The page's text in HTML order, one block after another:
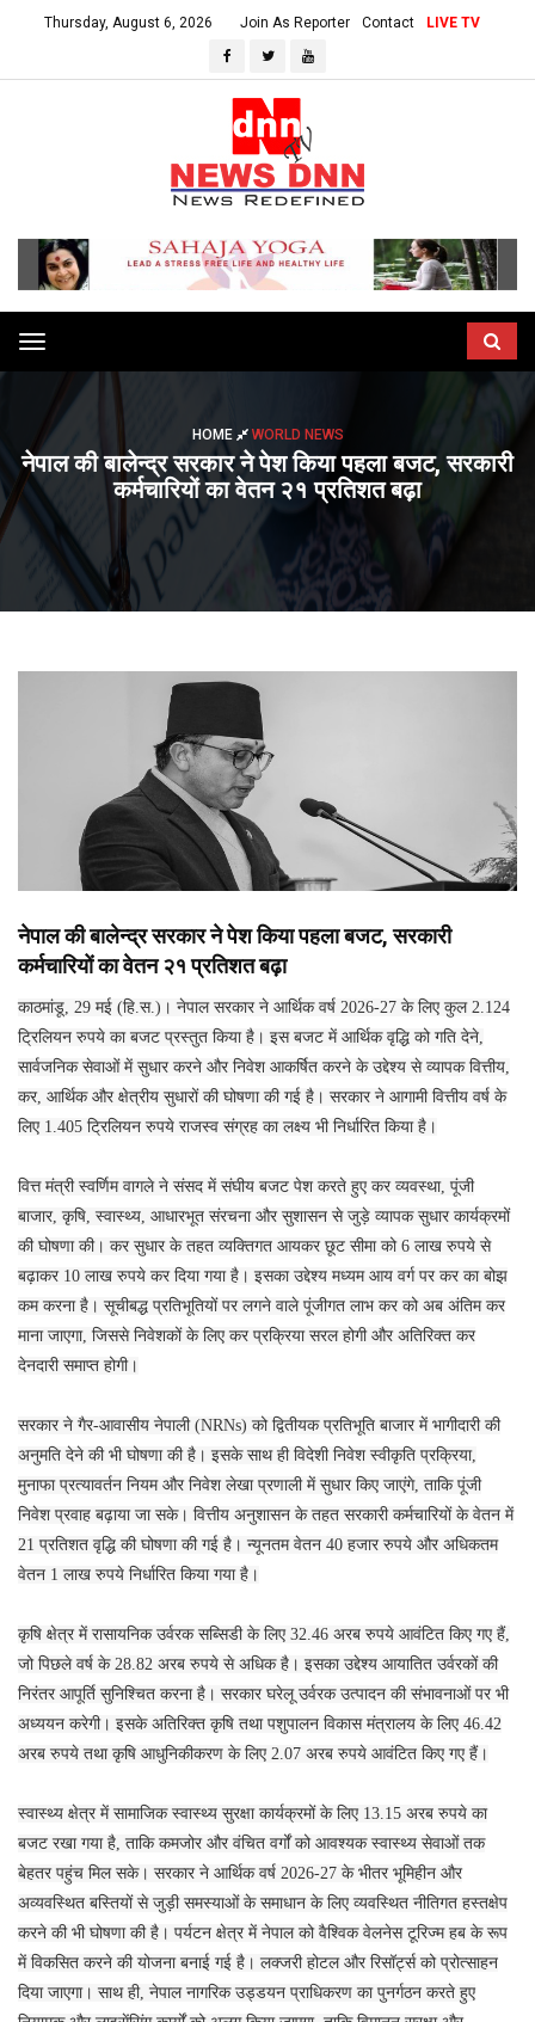
Thursday, August 6, 2026 Join As Reporter Contact LIVE TV
Toggle
navigation
HOME WORLD NEWS
नेपाल की बालेन्द्र सरकार ने पेश किया पहला बजट, सरकारी
कर्मचारियों का वेतन २१ प्रतिशत बढ़ा
नेपाल की बालेन्द्र सरकार ने पेश किया पहला बजट, सरकारी
कर्मचारियों का वेतन २१ प्रतिशत बढ़ा
काठमांडू, 29 मई (हि.स.)। नेपाल सरकार ने आर्थिक वर्ष 2026-27 के लिए कुल 2.124
ट्रिलियन रुपये का बजट प्रस्तुत किया है। इस बजट में आर्थिक वृद्धि को गति देने,
सार्वजनिक सेवाओं में सुधार करने और निवेश आकर्षित करने के उद्देश्य से व्यापक वित्तीय,
कर, आर्थिक और क्षेत्रीय सुधारों की घोषणा की गई है। सरकार ने आगामी वित्तीय वर्ष के
लिए 1.405 ट्रिलियन रुपये राजस्व संग्रह का लक्ष्य भी निर्धारित किया है।
वित्त मंत्री स्वर्णिम वागले ने संसद में संघीय बजट पेश करते हुए कर व्यवस्था, पूंजी
बाजार, कृषि, स्वास्थ्य, आधारभूत संरचना और सुशासन से जुड़े व्यापक सुधार कार्यक्रमों
की घोषणा की। कर सुधार के तहत व्यक्तिगत आयकर छूट सीमा को 6 लाख रुपये से
बढ़ाकर 10 लाख रुपये कर दिया गया है। इसका उद्देश्य मध्यम आय वर्ग पर कर का बोझ
कम करना है। सूचीबद्ध प्रतिभूतियों पर लगने वाले पूंजीगत लाभ कर को अब अंतिम कर
माना जाएगा, जिससे निवेशकों के लिए कर प्रक्रिया सरल होगी और अतिरिक्त कर
देनदारी समाप्त होगी।
सरकार ने गैर-आवासीय नेपाली (NRNs) को द्वितीयक प्रतिभूति बाजार में भागीदारी की
अनुमति देने की भी घोषणा की है। इसके साथ ही विदेशी निवेश स्वीकृति प्रक्रिया,
मुनाफा प्रत्यावर्तन नियम और निवेश लेखा प्रणाली में सुधार किए जाएंगे, ताकि पूंजी
निवेश प्रवाह बढ़ाया जा सके। वित्तीय अनुशासन के तहत सरकारी कर्मचारियों के वेतन में
21 प्रतिशत वृद्धि की घोषणा की गई है। न्यूनतम वेतन 40 हजार रुपये और अधिकतम
वेतन 1 लाख रुपये निर्धारित किया गया है।
कृषि क्षेत्र में रासायनिक उर्वरक सब्सिडी के लिए 32.46 अरब रुपये आवंटित किए गए हैं,
जो पिछले वर्ष के 28.82 अरब रुपये से अधिक है। इसका उद्देश्य आयातित उर्वरकों की
निरंतर आपूर्ति सुनिश्चित करना है। सरकार घरेलू उर्वरक उत्पादन की संभावनाओं पर भी
अध्ययन करेगी। इसके अतिरिक्त कृषि तथा पशुपालन विकास मंत्रालय के लिए 46.42
अरब रुपये तथा कृषि आधुनिकीकरण के लिए 2.07 अरब रुपये आवंटित किए गए हैं।
स्वास्थ्य क्षेत्र में सामाजिक स्वास्थ्य सुरक्षा कार्यक्रमों के लिए 13.15 अरब रुपये का
बजट रखा गया है, ताकि कमजोर और वंचित वर्गों को आवश्यक स्वास्थ्य सेवाओं तक
बेहतर पहुंच मिल सके। सरकार ने आर्थिक वर्ष 2026-27 के भीतर भूमिहीन और
अव्यवस्थित बस्तियों से जुड़ी समस्याओं के समाधान के लिए व्यवस्थित नीतिगत हस्तक्षेप
करने की भी घोषणा की है। पर्यटन क्षेत्र में नेपाल को वैश्विक वेलनेस टूरिज्म हब के रूप
में विकसित करने की योजना बनाई गई है। लक्जरी होटल और रिसॉर्ट्स को प्रोत्साहन
दिया जाएगा। साथ ही, नेपाल नागरिक उड्डयन प्राधिकरण का पुनर्गठन करते हुए